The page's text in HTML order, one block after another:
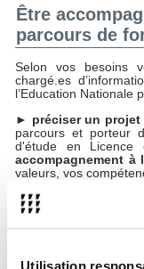
Être
parcours de
Selon vos besoins
chargé.es
l’Education Nationale
► préciser un
parcours et porteur
d'étude en
accompagnement à
valeurs, vos
► vous aider à
formations(CV,
expériences extra-